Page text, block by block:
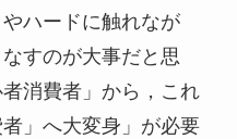
ハードに触れなが
すのが大事だと思
消費者」から，これ
」へ大変身」が必要